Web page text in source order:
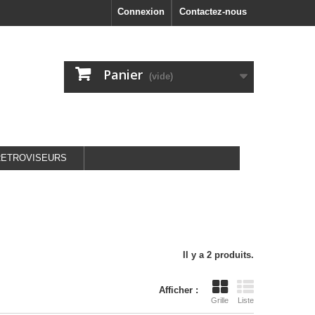
Contactez-nous
Connexion
Panier (vide)
Il y a 2 produits.
Afficher :
Grille Liste